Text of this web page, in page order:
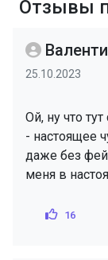
Отзывы
25.10.2023
Ой, ну что
- настоящее
даже без
меня в
16